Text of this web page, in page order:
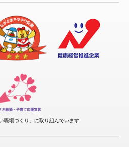
職場づくり」に取り組んでいます